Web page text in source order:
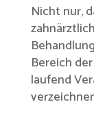
Nicht nur,
Bereich
laufend